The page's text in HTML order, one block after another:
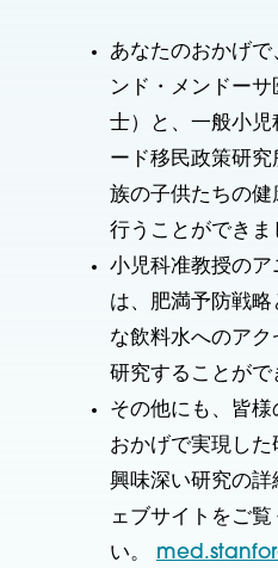
あなたのおかげ
ンド・メンドー
士）と、一般小児
ード移民政策研
族の子供たちの
行うことができま
小児科准教授の
は、肥満予防戦
な飲料水へのア
研究することがで
その他にも、皆
おかげで実現した
興味深い研究の詳
ェブサイトをご覧
い。